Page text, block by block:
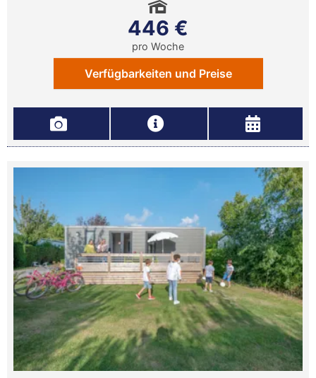
446 €
pro Woche
Verfügbarkeiten und Preise